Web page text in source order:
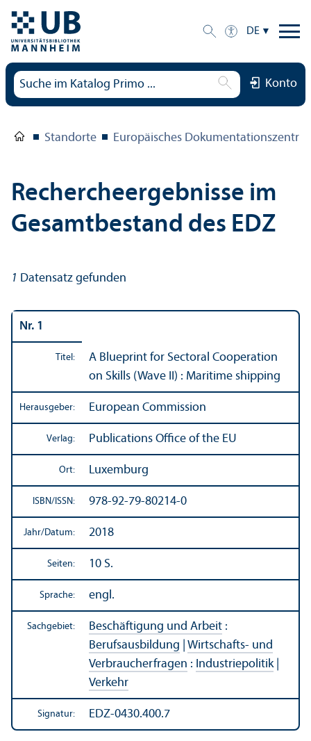
DE
Konto
Standorte Europäisches
Rechercheergebnisse im
Gesamtbestand des EDZ
1 Datensatz gefunden
Nr. 1
Titel:
A Blueprint for Sectoral Cooperation
on Skills (Wave II) : Maritime shipping
Herausgeber: European Commission
Verlag: Publications Office of the EU
Ort: Luxemburg
ISBN/ ISSN: 978-92-79-80214-0
Jahr/Datum: 2018
Seiten: 10 S.
Sprache: engl.
Sachgebiet: Beschäftigung und Arbeit :
Berufsausbildung
Wirtschafts- und
Verbraucherfragen : Industriepolitik|
Verkehr
Signatur: EDZ-0430.400.7